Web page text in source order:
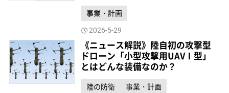
事業・計画
2026-5-29
《ニュース解説》陸自初の攻撃型
ドローン「小型攻撃用UAVⅠ型」
とはどんな装備なのか？
陸の防衛
事業・計画